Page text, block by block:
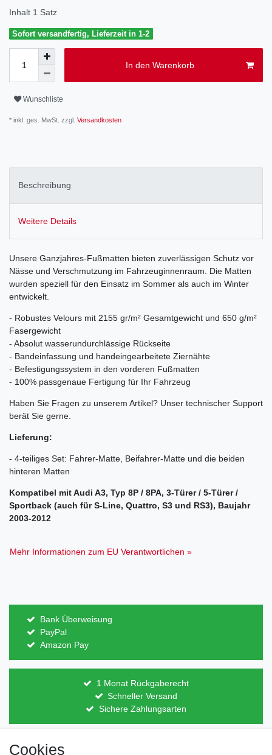
Inhalt 1 Satz
Sofort versandfertig, Lieferzeit in 1-2
In den Warenkorb
Wunschliste
* inkl. ges. MwSt. zzgl. Versandkosten
Beschreibung
Weitere Details
Unsere Ganzjahres-Fußmatten bieten zuverlässigen Schutz vor
Nässe und Verschmutzung im Fahrzeuginnenraum. Die Matten
wurden speziell für den Einsatz im Sommer als auch im Winter
entwickelt.
- Robustes Velours mit 2155 gr/m² Gesamtgewicht und 650 g/m²
Fasergewicht
- Absolut wasserundurchlässige Rückseite
- Bandeinfassung und handeingearbeitete Ziernähte
- Befestigungssystem in den vorderen Fußmatten
- 100% passgenaue Fertigung für Ihr Fahrzeug
Haben Sie Fragen zu unserem Artikel? Unser technischer Support
berät Sie gerne.
Lieferung:
- 4-teiliges Set: Fahrer-Matte, Beifahrer-Matte und die beiden
hinteren Matten
Kompatibel mit Audi A3, Typ 8P / 8PA, 3-Türer / 5-Türer /
Sportback (auch für S-Line, Quattro, S3 und RS3), Baujahr
2003-2012
Mehr Informationen zum EU Verantwortlichen »
Bank Überweisung
PayPal
Amazon Pay
1 Monat Rückgaberecht
Schneller Versand
Sichere Zahlungsarten
Direkt vom Hersteller
Cookies